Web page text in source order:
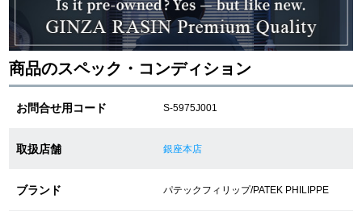
送料・お支払方法
ショッピングローンの流れ
よくある質問
商品のスペック・コンディション
お問合せ用コード S-5975J001
取扱店舗 銀座本店
ブランド パテックフィリップ/PATEK PHILIPPE